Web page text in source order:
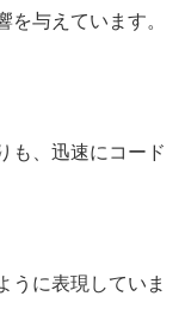
与えています。
も、迅速にコード
うに表現していま